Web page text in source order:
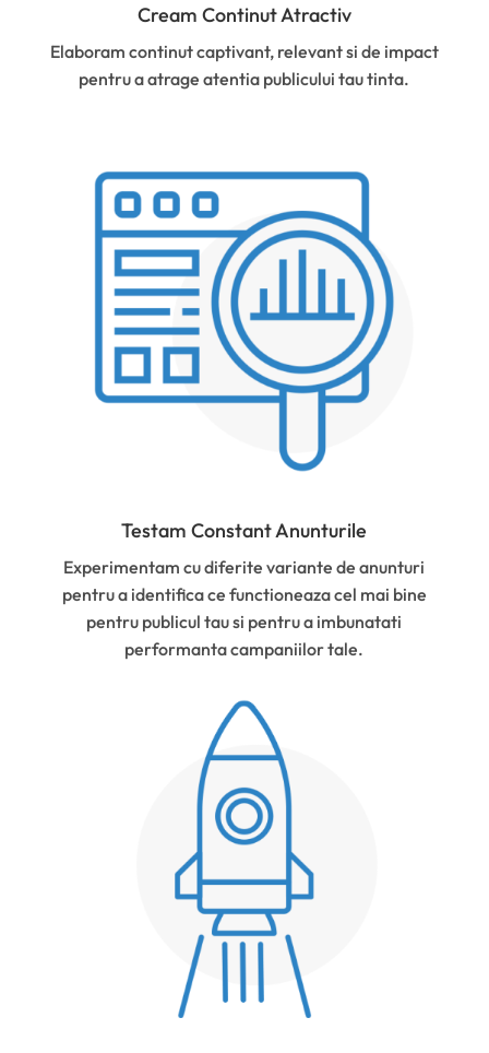
Cream Continut Atractiv
Elaboram continut captivant, relevant si de impact
pentru a atrage atentia publicului tau tinta.
Testam Constant Anunturile
Experimentam cu diferite variante de anunturi
pentru a identifica ce functioneaza cel mai bine
pentru publicul tau si pentru a imbunatati
performanta campaniilor tale.